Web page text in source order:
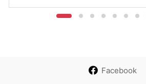
Facebook